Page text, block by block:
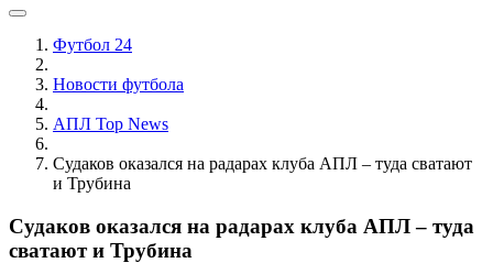
Футбол 24
Новости футбола
АПЛ Top News
Судаков оказался на радарах клуба АПЛ – туда сватают
и Трубина
Судаков оказался на радарах клуба АПЛ – туда
сватают и Трубина